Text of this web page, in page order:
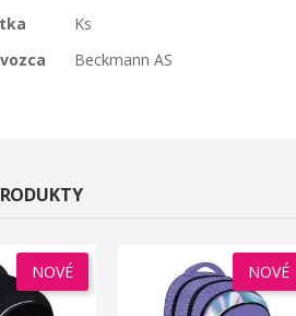
Ks
Beckmann AS
NOVÉ NOVÉ